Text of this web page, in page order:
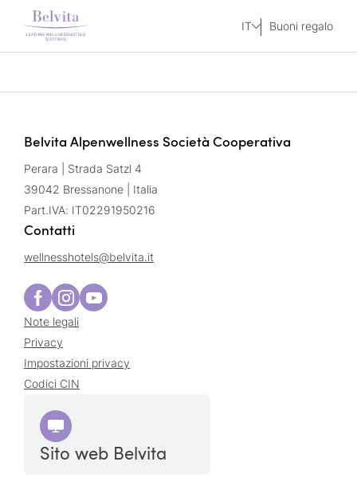
IT Buoni regalo
Belvita Alpenwellness Società Cooperativa
Perara | Strada Satzl 4
39042 Bressanone | Italia
Part.IVA: IT02291950216
Contatti
wellnesshotels@belvita.it
Note legali
Privacy
Impostazioni privacy
Codici CIN
Sito web Belvita